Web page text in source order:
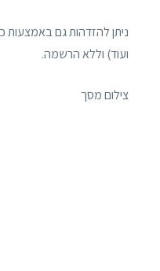
ניתן להזדהות גם באמצעות
ועוד) וללא הרשמה.
צילום מסך